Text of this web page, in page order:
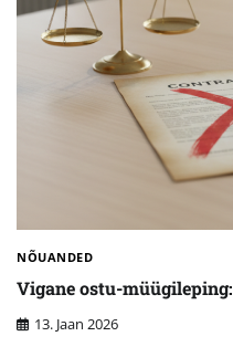
NÕUANDED
Vigane ostu-
13. Jaan 2026